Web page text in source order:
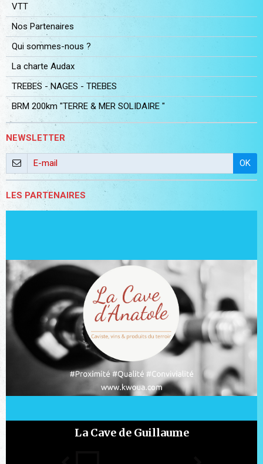
VTT
Nos Partenaires
Qui sommes-nous ?
La charte Audax
TREBES - NAGES - TREBES
BRM 200km "TERRE & MER SOLIDAIRE "
NEWSLETTER
OK
LES PARTENAIRES
La Cave de Guillaume